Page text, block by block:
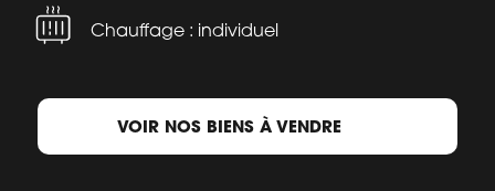
Chauffage : individuel
VOIR NOS BIENS À VENDRE